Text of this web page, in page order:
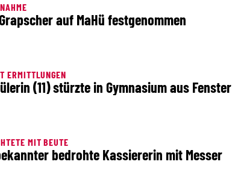
auf MaHü festgenommen
ERMITTLUNGEN
(11) stürzte in Gymnasium aus Fenster
MIT BEUTE
bedrohte Kassiererin mit Messer